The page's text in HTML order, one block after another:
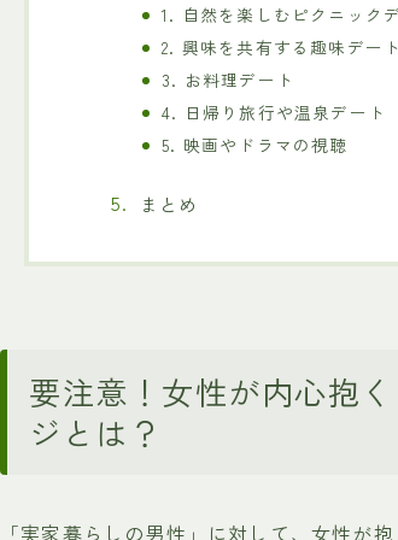
1. 自然を楽しむピクニック
2. 興味を共有する趣味デート
3. お料理デート
4. 日帰り旅行や温泉デート
5. 映画やドラマの視聴
まとめ
要注意！女性が内心抱
ジとは？
「実家暮らしの男性」に対して、女性が